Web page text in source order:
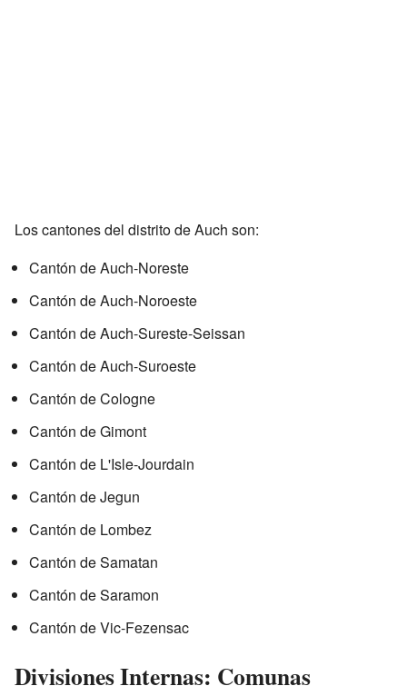
Los cantones del distrito de Auch son:
Cantón de Auch-Noreste
Cantón de Auch-Noroeste
Cantón de Auch-Sureste-Seissan
Cantón de Auch-Suroeste
Cantón de Cologne
Cantón de Gimont
Cantón de L'Isle-Jourdain
Cantón de Jegun
Cantón de Lombez
Cantón de Samatan
Cantón de Saramon
Cantón de Vic-Fezensac
Divisiones Internas: Comunas